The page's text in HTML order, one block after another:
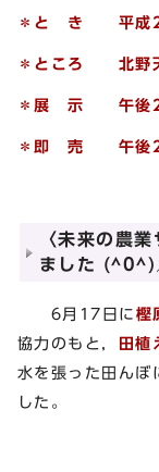
＊と き 平成
＊ところ 北野
＊展 示 午後
＊即 売 午後
〈未来の農
ました (^0^)
6月17日に 樫
協力のもと，
田植
水を張った田んぼ
した。